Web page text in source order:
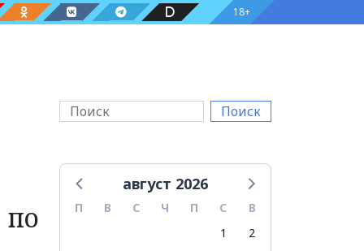
18+
Поиск
по
август 2026
П В С Ч П С
В
1
2